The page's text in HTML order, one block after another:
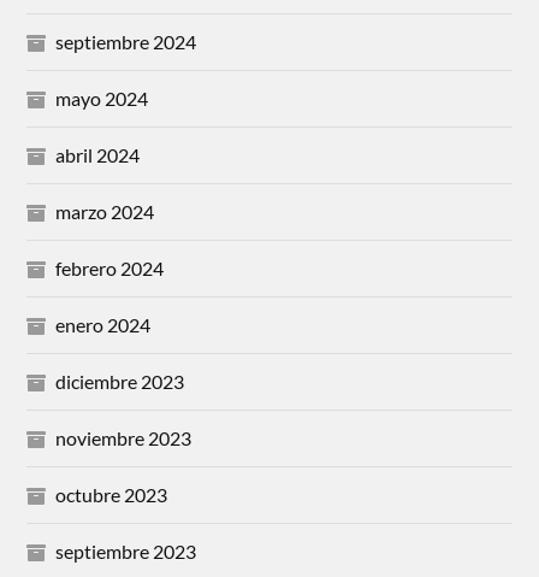
septiembre 2024
mayo 2024
abril 2024
marzo 2024
febrero 2024
enero 2024
diciembre 2023
noviembre 2023
octubre 2023
septiembre 2023